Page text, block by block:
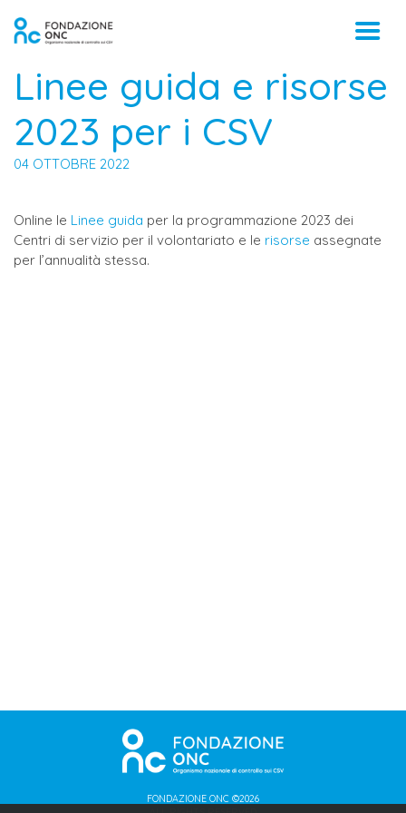
Linee guida e risorse
2023 per i CSV
04 OTTOBRE 2022
Online le Linee guida per la programmazione 2023 dei
Centri di servizio per il volontariato e le risorse assegnate
per l’annualità stessa.
FONDAZIONE ONC ©2026